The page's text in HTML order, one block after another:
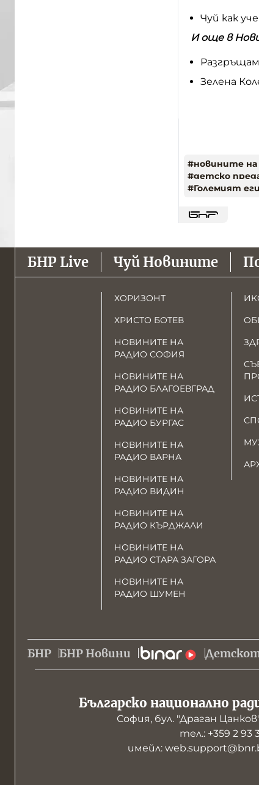
Чуй как
И още в
Зелена
#новините
#детско
#Големият
БНР Live Чуй Новините
ХОРИЗОНТ
ХРИСТО БОТЕВ
НОВИНИТЕ НА
РАДИО СОФИЯ
НОВИНИТЕ НА
РАДИО БЛАГОЕВГРАД
НОВИНИТЕ НА
РАДИО БУРГАС
НОВИНИТЕ НА
РАДИО ВАРНА
НОВИНИТЕ НА
РАДИО ВИДИН
НОВИНИТЕ НА
РАДИО КЪРДЖАЛИ
НОВИНИТЕ НА
РАДИО СТАРА ЗАГОРА
НОВИНИТЕ НА
РАДИО ШУМЕН
БНР БНР Новини
Българско национално
София, бул. "Драган
тел.: +359 2 93
имейл: